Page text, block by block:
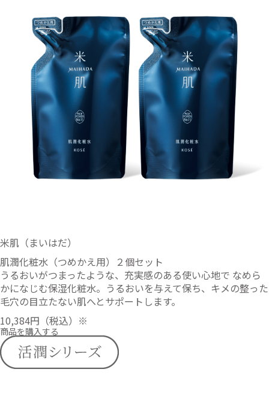
米肌（まいはだ）
肌潤化粧水（つめかえ用）２個セット
うるおいがつまったような、充実感のある使い心地で なめら
かになじむ保湿化粧水。うるおいを与えて保ち、キメの整った
毛穴の目立たない肌へとサポートします。
10,384円 （税込）※
商品を購入する